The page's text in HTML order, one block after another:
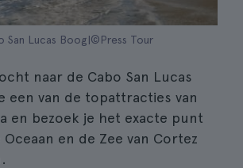
San Lucas Boog|©Press Tour
naar de Cabo San Lucas
een van de topattracties van
en bezoek je het exacte punt
en de Zee van Cortez